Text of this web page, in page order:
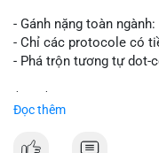
- Gánh nặng toàn
- Chỉ các protocole có
- Phá trộn tương tự dot-
Đọc thêm